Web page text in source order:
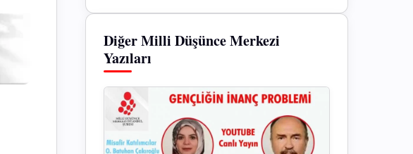
Diğer Milli Düşünce Merkezi
Yazıları